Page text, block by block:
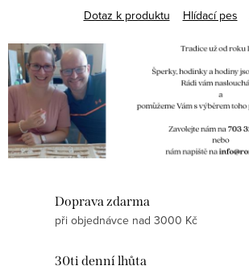
Dotaz k produktu
Hlídací pes
Doprava zdarma
při objednávce nad 3000 Kč
30ti denní lhůta